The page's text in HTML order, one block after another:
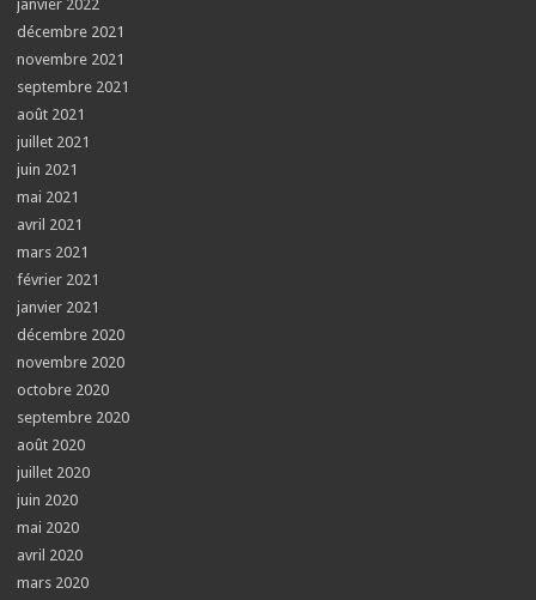
janvier 2022
décembre 2021
novembre 2021
septembre 2021
août 2021
juillet 2021
juin 2021
mai 2021
avril 2021
mars 2021
février 2021
janvier 2021
décembre 2020
novembre 2020
octobre 2020
septembre 2020
août 2020
juillet 2020
juin 2020
mai 2020
avril 2020
mars 2020